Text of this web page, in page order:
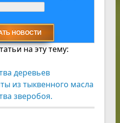
на эту тему:
деревьев
из тыквенного масла
зверобоя.